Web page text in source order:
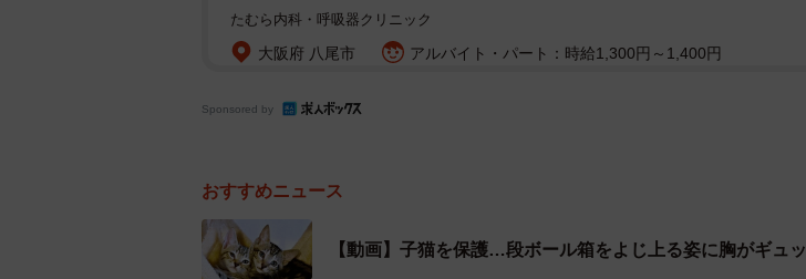
たむら内科・呼吸器クリニック
大阪府 八尾市 アルバイト・パート：時給1,300円～1,400円
Sponsored by
おすすめニュース
【動画】子猫を保護…段ボール箱をよじ上る姿に胸がギュッ